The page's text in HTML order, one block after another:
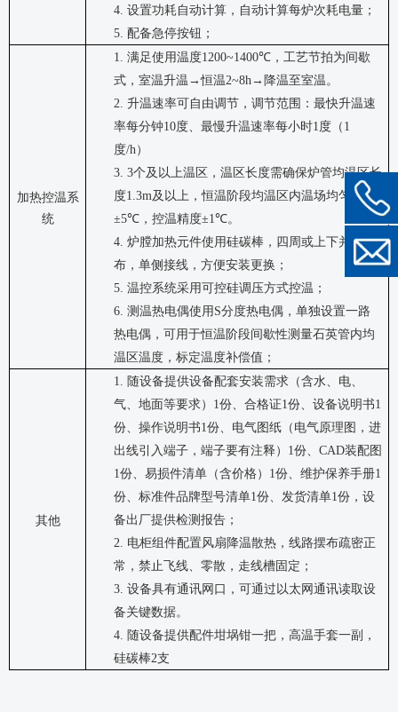
4. 设置功耗自动计算，自动计算每炉次耗电量；
5. 配备急停按钮；
加热控温系
统
1. 满足使用温度1200~1400℃ ，工艺节拍为间歇
式，室温升温 →恒温2~8h→ 降温至室温。
2. 升温速率可自由调节，调节范围：最快升温速
率每分钟10度、最慢升温速率每小时1度（ 1
度/h）
3. 3个及以上温区，温区长度需确保炉管均温区长
度1.3m及以上，恒温阶段均温区内温场均匀性
±5℃ ，控温精度±1℃。
4. 炉膛加热元件使用硅碳棒，四周或上下并联排
布，单侧接线，方便安装更换；
5. 温控系统采用可控硅调压方式控温；
6. 测温热电偶使用 S分度热电偶，单独设置一路
热电偶，可用于恒温阶段间歇性测量石英管内均
温区温度，标定温度补偿值；
其他
1. 随设备提供设备配套安装需求（含水、电、
气、地面等要求） 1份、合格证1份、设备说明书1
份、操作说明书1份、电气图纸（电气原理图，进
出线引入端子，端子要有注释） 1份、 CAD装配图
1份、易损件清单（含价格） 1份、维护保养手册1
份、标准件品牌型号清单1份、发货清单1份，设
备出厂提供检测报告；
2. 电柜组件配置风扇降温散热，线路摆布疏密正
常，禁止飞线、零散，走线槽固定；
3. 设备具有通讯网口，可通过以太网通讯读取设
备关键数据。
4. 随设备提供配件坩埚钳一把，高温手套一副，
硅碳棒2支